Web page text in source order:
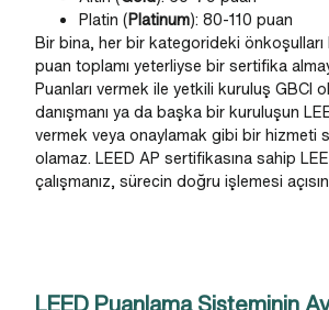
Platin (Platinum): 80-110 puan
Bir bina, her bir kategorideki önkoşulları
puan toplamı yeterliyse bir sertifika
Puanları vermek ile yetkili kuruluş GBCI
danışmanı ya da başka bir kuruluşun
vermek veya onaylamak gibi bir hizmeti
olamaz. LEED AP sertifikasına sahip
çalışmanız, sürecin doğru işlemesi
LEED Puanlama Sisteminin